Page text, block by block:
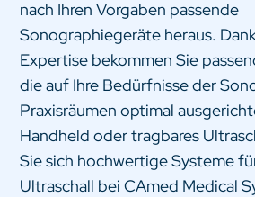
nach Ihren Vorgaben passende
Sonographiegeräte heraus.
Expertise bekommen Sie
die auf Ihre Bedürfnisse der
Praxisräumen optimal
Handheld oder tragbares
Sie sich hochwertige Systeme
Ultraschall bei CAmed Medical